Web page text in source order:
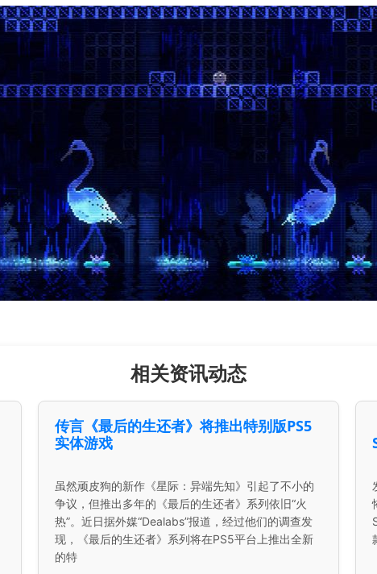
相关资讯动态
传言《最后的生还者》将推出特别版PS5
实体游戏
虽然顽皮狗的新作《星际：异端先知》引起了不小的
争议，但推出多年的《最后的生还者》系列依旧“火
热”。近日据外媒“Dealabs”报道，经过他们的调查发
现，《最后的生还者》系列将在PS5平台上推出全新
的特